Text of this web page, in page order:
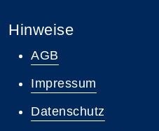
Hinweise
AGB
Impressum
Datenschutz